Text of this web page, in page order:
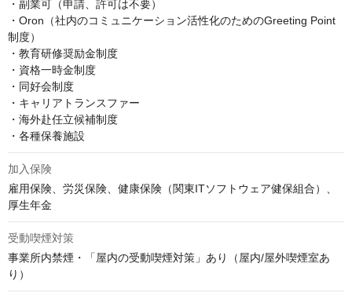
・副業可（申請、許可は不要）
・Oron（社内のコミュニケーション活性化のためのGreeting Point
制度）
・教育研修奨励金制度
・資格一時金制度
・同好会制度
・キャリアトランスファー
・海外赴任立候補制度
・各種保養施設
加入保険
雇用保険、労災保険、健康保険（関東ITソフトウェア健保組合）、
厚生年金
受動喫煙対策
事業所内禁煙・「屋内の受動喫煙対策」あり（屋内/屋外喫煙室あ
り）